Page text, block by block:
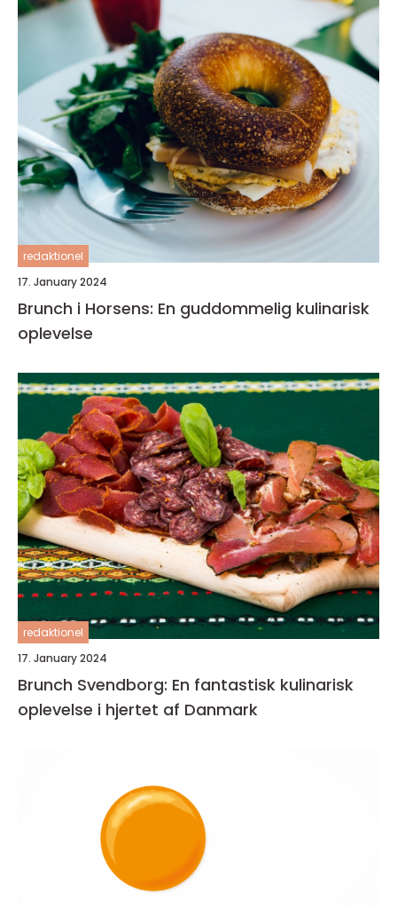
redaktionel
17. January 2024
Brunch i Horsens: En guddommelig kulinarisk
oplevelse
redaktionel
17. January 2024
Brunch Svendborg: En fantastisk kulinarisk
oplevelse i hjertet af Danmark